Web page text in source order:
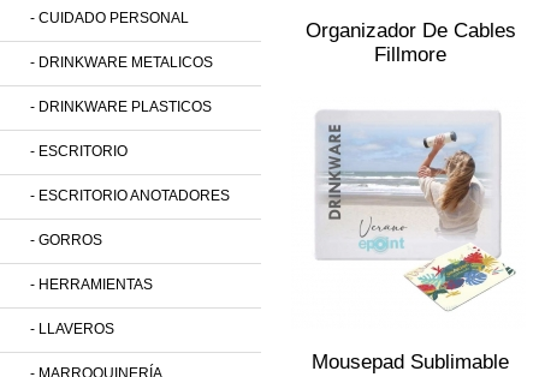
- CUIDADO PERSONAL
- DRINKWARE METALICOS
- DRINKWARE PLASTICOS
- ESCRITORIO
- ESCRITORIO ANOTADORES
- GORROS
- HERRAMIENTAS
- LLAVEROS
- MARROQUINERÍA
Organizador De Cables
Fillmore
Mousepad Sublimable